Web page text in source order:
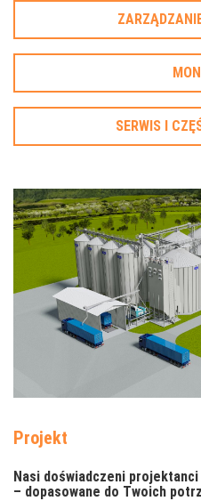
SERWIS I
Projekt
Nasi doświadczeni
– dopasowane do Twoich